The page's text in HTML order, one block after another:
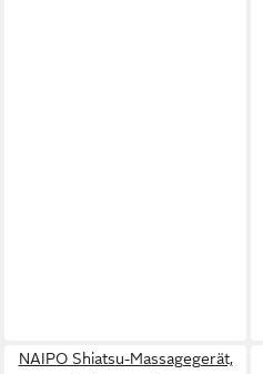
NAIPO Shiatsu-Massagegerät,